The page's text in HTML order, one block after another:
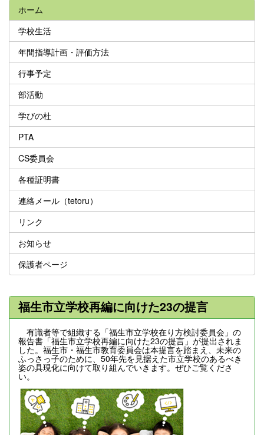
ホーム
学校生活
年間指導計画・評価方法
行事予定
部活動
学びの杜
PTA
CS委員会
各種証明書
連絡メール（tetoru）
リンク
お知らせ
保護者ページ
福生市立学校再編に向けた23の提言
有識者等で組織する「福生市立学校在り方検討委員会」の
報告書「福生市立学校再編に向けた23の提言」が提出されま
した。福生市・福生市教育委員会は本提言を踏まえ、未来の
ふっさっ子のために、50年先を見据えた市立学校のあるべき
姿の具現化に向けて取り組んでいきます。ぜひご覧くださ
い。